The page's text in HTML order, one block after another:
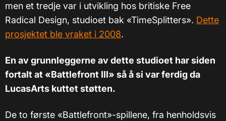
men et tredje var i utvikling hos britiske Free
Radical Design, studioet bak «TimeSplitters». Dette
prosjektet ble vraket i 2008.
En av grunnleggerne av dette studioet har siden
fortalt at «Battlefront III» så å si var ferdig da
LucasArts kuttet støtten.
De to første «Battlefront»-spillene, fra henholdsvis